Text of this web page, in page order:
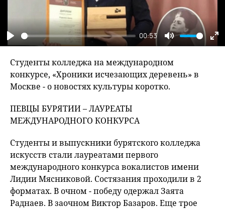
Play
00:53
Mute
Студенты колледжа на международном
конкурсе, «Хроники исчезающих деревень» в
Москве - о новостях культуры коротко.
ПЕВЦЫ БУРЯТИИ – ЛАУРЕАТЫ
МЕЖДУНАРОДНОГО КОНКУРСА
Студенты и выпускники бурятского колледжа
искусств стали лауреатами первого
международного конкурса вокалистов имени
Лидии Мясниковой. Состязания проходили в 2
форматах. В очном - победу одержал Заята
Раднаев. В заочном Виктор Базаров. Еще трое